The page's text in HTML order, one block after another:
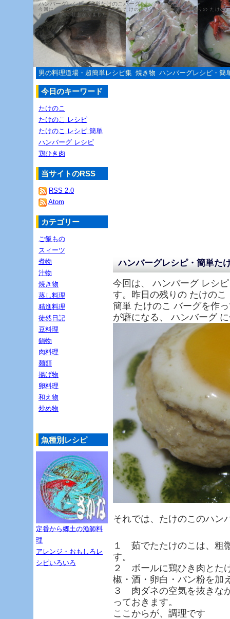
ハンバーグレシピ・簡単たけのこバーグ
今回は、 ハンバーグ レシピ ・簡単 たけのこ バーグです。昨日の残りの たけ
ハンバーグ に仕上がりましたよ～。
男の料理道場・超簡単レシピ集 焼き物 ハンバーグレシピ・簡
ハンバーグレシピ・簡単た
今回は、 ハンバーグ レシ
す。昨日の残りの たけの
簡単 たけのこ バーグを作
が癖になる、 ハンバーグ
それでは、たけのこのハン
１ 茹でたたけのこは、粗
す。
２ ボールに鶏ひき肉とた
椒・酒・卵白・パン粉を加
３ 肉ダネの空気を抜きな
っておきます。
ここからが、調理です
今日のキーワード
たけのこ
たけのこ レシピ
たけのこ レシピ 簡単
ハンバーグ レシピ
鶏ひき肉
当サイトのRSS
RSS 2.0
Atom
カテゴリー
ご飯もの
スィーツ
煮物
汁物
焼き物
蒸し料理
精進料理
徒然日記
豆料理
鍋物
肉料理
麺類
揚げ物
卵料理
和え物
炒め物
魚種別レシピ
定番から郷土の漁師料
理
アレンジ・おもしろレ
シピいろいろ